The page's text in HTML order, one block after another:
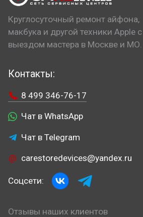
Круглосуточный ремонт айфона,
макбука и другой техники Apple с
выездом мастера в Москве и МО.
Контакты:
8 499 346-76-17
Чат в WhatsApp
Чат в Telegram
carestoredevices@yandex.ru
Соцсети:
Отзывы наших клиентов